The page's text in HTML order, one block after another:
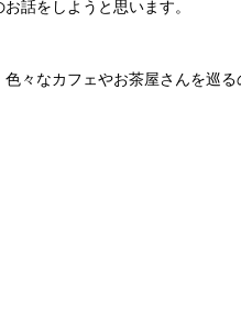
話をしようと思います。
々なカフェやお茶屋さんを巡る